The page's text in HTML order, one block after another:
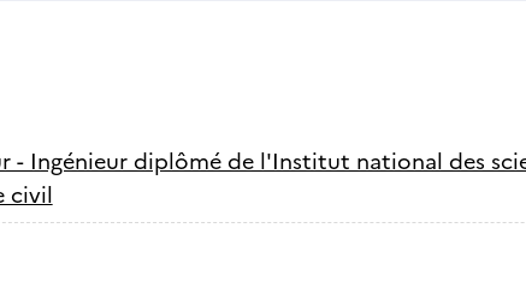
- Ingénieur diplômé de l'Institut national des
civil